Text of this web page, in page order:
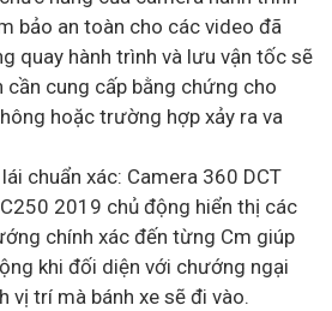
bảo an toàn cho các video đã
quay hành trình và lưu vận tốc sẽ
cần cung cấp bằng chứng cho
hoặc trường hợp xảy ra va
chuẩn xác: Camera 360 DCT
2019 chủ động hiển thị các
chính xác đến từng Cm giúp
khi đối diện với chướng ngại
vị trí mà bánh xe sẽ đi vào.